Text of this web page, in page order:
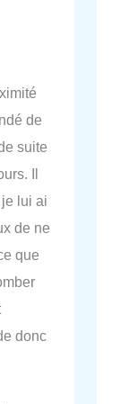
de
suite
Il
lui ai
de ne
que
donc